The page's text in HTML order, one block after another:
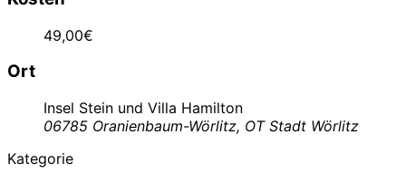
49,00€
Ort
Insel Stein und Villa Hamilton
06785 Oranienbaum-Wörlitz, OT Stadt Wörlitz
Kategorie